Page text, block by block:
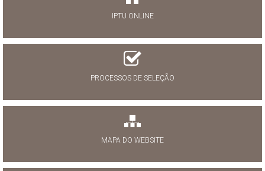
IPTU ONLINE
PROCESSOS DE SELEÇÃO
MAPA DO WEBSITE